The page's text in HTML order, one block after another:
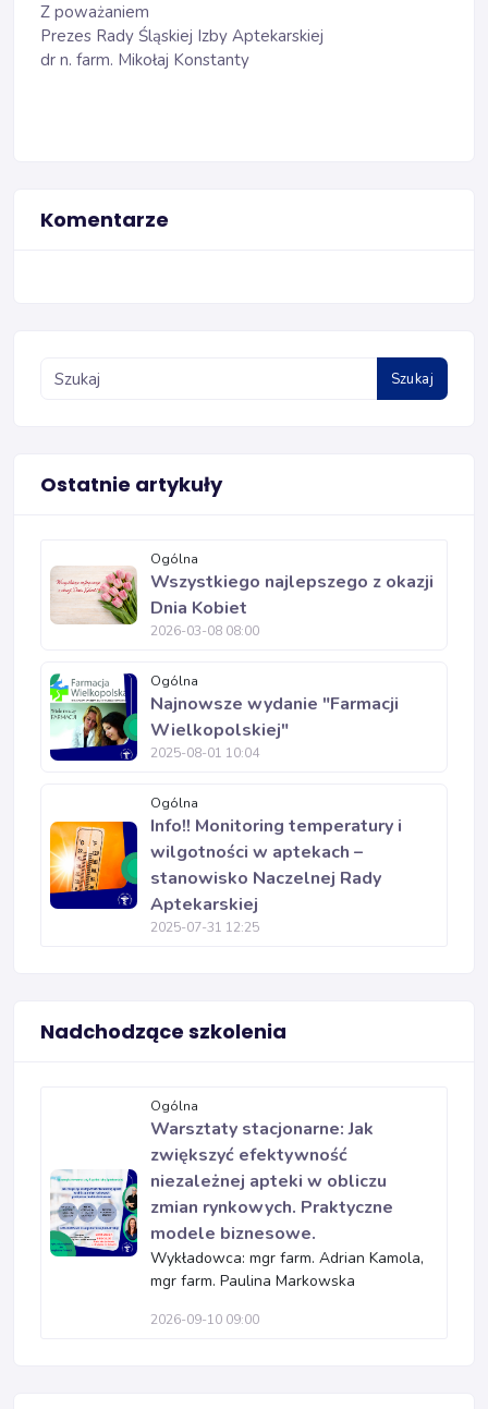
Z poważaniem
Prezes Rady Śląskiej Izby Aptekarskiej
dr n. farm. Mikołaj Konstanty
Komentarze
Szukaj
Ostatnie artykuły
Ogólna
Wszystkiego najlepszego z okazji
Dnia Kobiet
2026-03-08 08:00
Ogólna
Najnowsze wydanie "Farmacji
Wielkopolskiej"
2025-08-01 10:04
Ogólna
Info!! Monitoring temperatury i
wilgotności w aptekach –
stanowisko Naczelnej Rady
Aptekarskiej
2025-07-31 12:25
Nadchodzące szkolenia
Ogólna
Warsztaty stacjonarne: Jak
zwiększyć efektywność
niezależnej apteki w obliczu
zmian rynkowych. Praktyczne
modele biznesowe.
Wykładowca: mgr farm. Adrian Kamola,
mgr farm. Paulina Markowska
2026-09-10 09:00